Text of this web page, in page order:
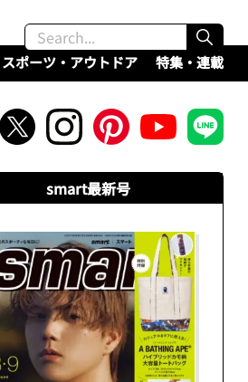
スポーツ・アウトドア 特集・連載
smart最新号